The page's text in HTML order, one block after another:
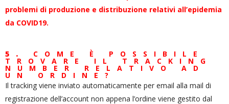
problemi di produzione e distribuzione relativi all’epidemia
da COVID19.
5. COME È POSSIBILE
TROVARE IL TRACKING
NUMBER RELATIVO AD
UN ORDINE?
Il tracking viene inviato automaticamente per email alla mail di
registrazione dell’account non appena l’ordine viene gestito dal